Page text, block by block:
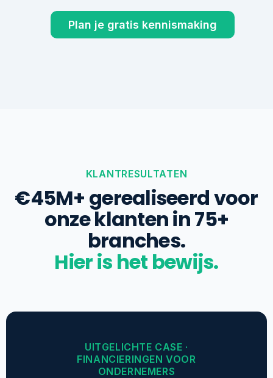
Plan je gratis kennismaking
KLANTRESULTATEN
€45M+ gerealiseerd voor
onze klanten in 75+
branches.
Hier is het bewijs.
UITGELICHTE CASE ·
FINANCIERINGEN VOOR
ONDERNEMERS